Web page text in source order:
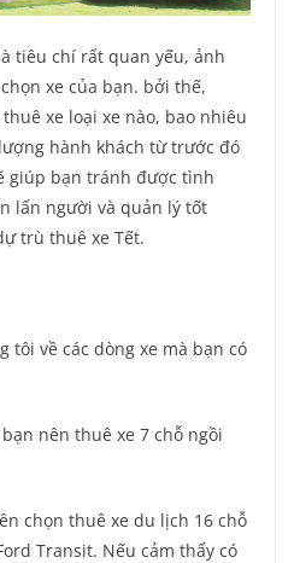
tiêu chí rất quan yếu, ảnh
xe của bạn. bởi thế,
xe loại xe nào, bao nhiêu
hành khách từ trước đó
giúp bạn tránh được tình
lấn người và quản lý tốt
trù thuê xe Tết.
tôi về các dòng xe mà bạn có
bạn nên thuê xe 7 chỗ ngồi
chọn thuê xe du lịch 16 chỗ
Transit. Nếu cảm thấy có